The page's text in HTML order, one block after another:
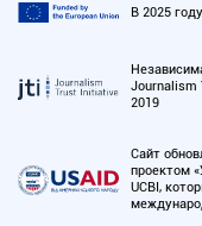
В 2025
Journalism
2019
Сайт
проектом
UCBI,